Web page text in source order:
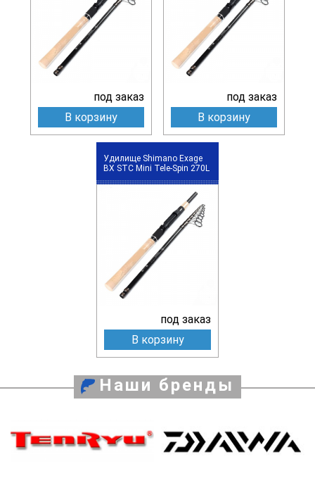
под заказ
В корзину
под заказ
В корзину
Удилище Shimano Exage
BX STC Mini Tele-Spin 270L
под заказ
В корзину
Наши бренды